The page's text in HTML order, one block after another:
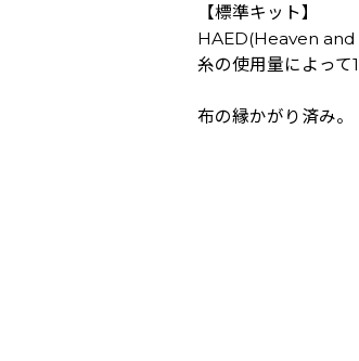
【標準キット】
HAED(Heaven and
糸の使用量によって
布の縁かがり済み。